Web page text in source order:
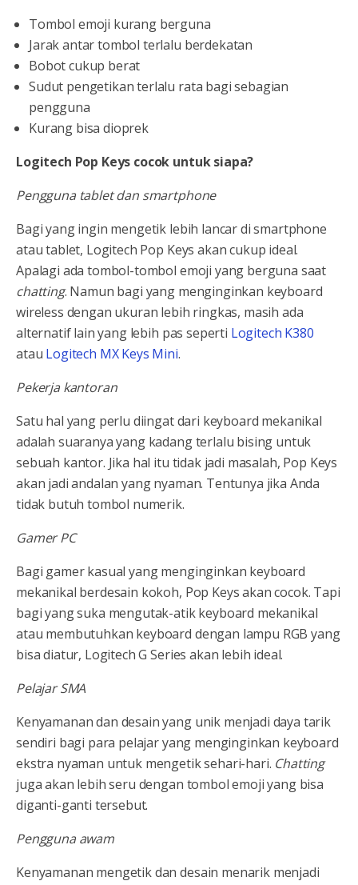
Tombol emoji kurang berguna
Jarak antar tombol terlalu berdekatan
Bobot cukup berat
Sudut pengetikan terlalu rata bagi sebagian
pengguna
Kurang bisa dioprek
Logitech Pop Keys cocok untuk siapa?
Pengguna tablet dan smartphone
Bagi yang ingin mengetik lebih lancar di smartphone
atau tablet, Logitech Pop Keys akan cukup ideal.
Apalagi ada tombol-tombol emoji yang berguna saat
chatting. Namun bagi yang menginginkan keyboard
wireless dengan ukuran lebih ringkas, masih ada
alternatif lain yang lebih pas seperti Logitech K380
atau Logitech MX Keys Mini.
Pekerja kantoran
Satu hal yang perlu diingat dari keyboard mekanikal
adalah suaranya yang kadang terlalu bising untuk
sebuah kantor. Jika hal itu tidak jadi masalah, Pop Keys
akan jadi andalan yang nyaman. Tentunya jika Anda
tidak butuh tombol numerik.
Gamer PC
Bagi gamer kasual yang menginginkan keyboard
mekanikal berdesain kokoh, Pop Keys akan cocok. Tapi
bagi yang suka mengutak-atik keyboard mekanikal
atau membutuhkan keyboard dengan lampu RGB yang
bisa diatur, Logitech G Series akan lebih ideal.
Pelajar SMA
Kenyamanan dan desain yang unik menjadi daya tarik
sendiri bagi para pelajar yang menginginkan keyboard
ekstra nyaman untuk mengetik sehari-hari. Chatting
juga akan lebih seru dengan tombol emoji yang bisa
diganti-ganti tersebut.
Pengguna awam
Kenyamanan mengetik dan desain menarik menjadi